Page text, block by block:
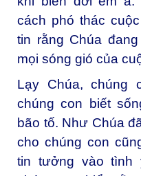
cách phó thác
tin rằng Chúa
mọi sóng gió của
Lạy Chúa, chúng
chúng con biết
bão tố. Như Chúa
cho chúng con
tin tưởng vào tình